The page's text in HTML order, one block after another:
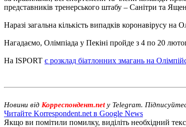
представників тренерського штабу – Санітри та
Наразі загальна кількість випадків коронавірусу
Нагадаємо, Олімпіада у Пекіні пройде з 4 по 20
На ISPORT є розклад біатлонних змагань на
Новини від Корреспондент.netу Telegram.
Читайте Korrespondent.net в Google News
Якщо ви помітили помилку, виділіть необхідний